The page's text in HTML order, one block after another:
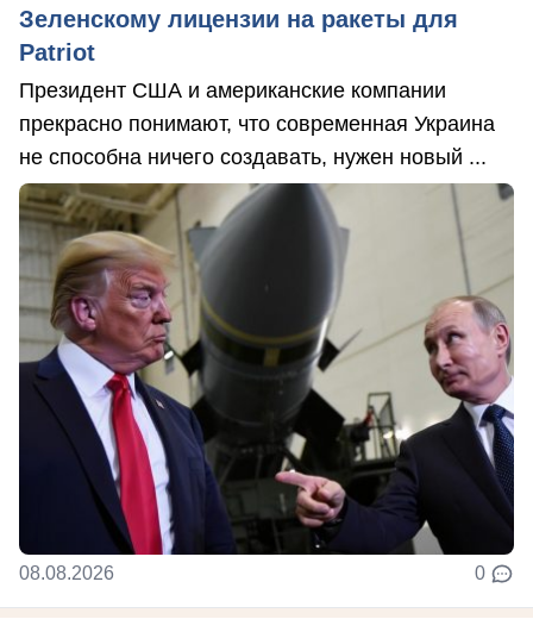
Зеленскому лицензии на ракеты для
Patriot
Президент США и американские компании
прекрасно понимают, что современная Украина
не способна ничего создавать, нужен новый ...
08.08.2026 0